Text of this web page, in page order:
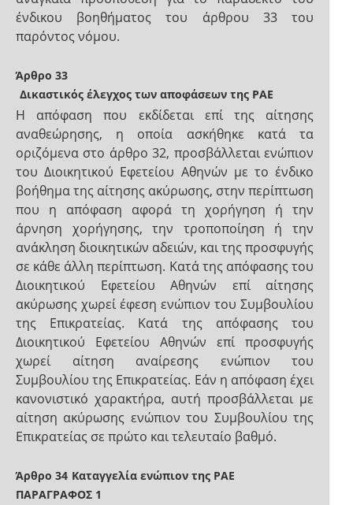
ένδικου βοηθήματος του άρθρου 33 του
παρόντος νόμου.
Άρθρο 33
Δικαστικός έλεγχος των αποφάσεων της ΡΑΕ
Η απόφαση που εκδίδεται επί της αίτησης
αναθεώρησης, η οποία ασκήθηκε κατά τα
οριζόμενα στο άρθρο 32, προσβάλλεται ενώπιον
του Διοικητικού Εφετείου Αθηνών με το ένδικο
βοήθημα της αίτησης ακύρωσης, στην περίπτωση
που η απόφαση αφορά τη χορήγηση ή την
άρνηση χορήγησης, την τροποποίηση ή την
ανάκληση διοικητικών αδειών, και της προσφυγής
σε κάθε άλλη περίπτωση. Κατά της απόφασης του
Διοικητικού Εφετείου Αθηνών επί αίτησης
ακύρωσης χωρεί έφεση ενώπιον του Συμβουλίου
της Επικρατείας. Κατά της απόφασης του
Διοικητικού Εφετείου Αθηνών επί προσφυγής
χωρεί αίτηση αναίρεσης ενώπιον του
Συμβουλίου της Επικρατείας. Εάν η απόφαση έχει
κανονιστικό χαρακτήρα, αυτή προσβάλλεται με
αίτηση ακύρωσης ενώπιον του Συμβουλίου της
Επικρατείας σε πρώτο και τελευταίο βαθμό.
Άρθρο 34 Καταγγελία ενώπιον της ΡΑΕ
ΠΑΡΑΓΡΑΦΟΣ 1